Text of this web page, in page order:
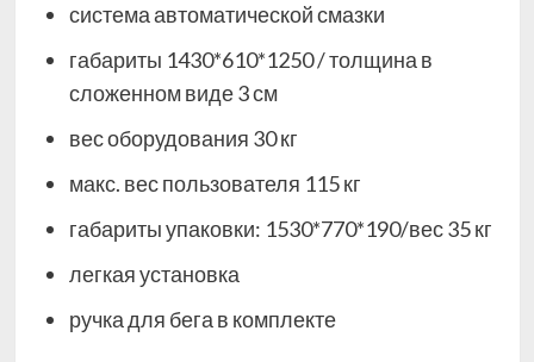
система автоматической смазки
габариты 1430*610*1250 / толщина в
сложенном виде 3 см
вес оборудования 30 кг
макс. вес пользователя 115 кг
габариты упаковки: 1530*770*190/вес 35 кг
легкая установка
ручка для бега в комплекте